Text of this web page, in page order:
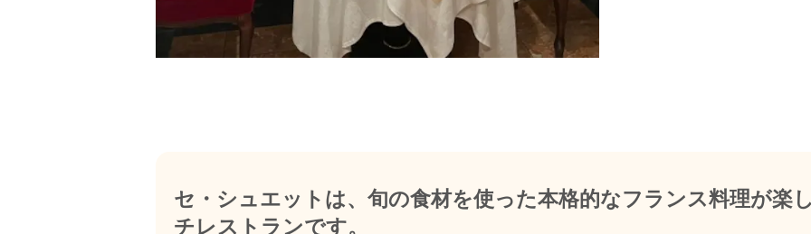
セ・シュエットは、旬の食材を使った本格的なフランス料理が楽
チレストランです。